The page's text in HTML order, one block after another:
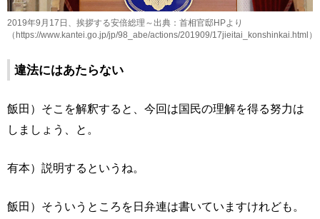
2019年9月17日、挨拶する安倍総理～出典：首相官邸HPより
（https://www.kantei.go.jp/jp/98_abe/actions/201909/17jieitai_konshinkai.html）
違法にはあたらない
飯田）そこを解釈すると、今回は国民の理解を得る努力は
しましょう、と。
有本）説明するというね。
飯田）そういうところを日弁連は書いていますけれども。